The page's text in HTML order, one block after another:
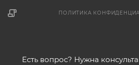
ПОЛИТИКА
Есть вопрос? Нужна